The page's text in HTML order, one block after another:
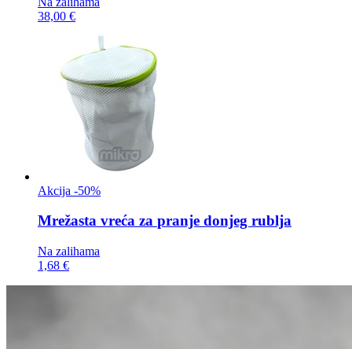
38,00 €
Akcija -50%
Mrežasta vreća za pranje donjeg rublja
Na zalihama
1,68 €